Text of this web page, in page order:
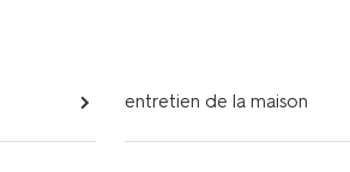
entretien de la maison